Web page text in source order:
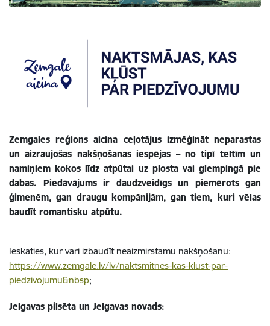
Zemgales reģions aicina ceļotājus izmēģināt neparastas
un aizraujošas nakšņošanas iespējas – no tipī teltīm un
namiņiem kokos līdz atpūtai uz plosta vai glempingā pie
dabas. Piedāvājums ir daudzveidīgs un piemērots gan
ģimenēm, gan draugu kompānijām, gan tiem, kuri vēlas
baudīt romantisku atpūtu.
Ieskaties, kur vari izbaudīt neaizmirstamu nakšņošanu:
https://www.zemgale.lv/lv/naktsmitnes-kas-klust-par-
piedzivojumu&nbsp;
Jelgavas pilsēta un Jelgavas novads: